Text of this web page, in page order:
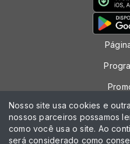
Nosso site usa cookies e
nossos parceiros possamos
como você usa o site. Ao
será considerado como